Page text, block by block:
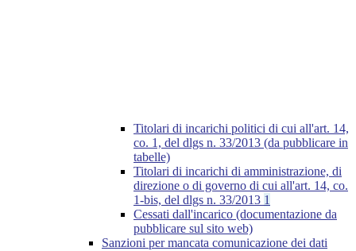
Titolari di incarichi politici di cui all'art. 14,
co. 1, del dlgs n. 33/2013 (da pubblicare in
tabelle)
Titolari di incarichi di amministrazione, di
direzione o di governo di cui all'art. 14, co.
1-bis, del dlgs n. 33/2013 1
Cessati dall'incarico (documentazione da
pubblicare sul sito web)
Sanzioni per mancata comunicazione dei dati